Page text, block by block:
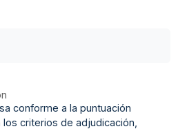
conforme a la puntuación
criterios de adjudicación,